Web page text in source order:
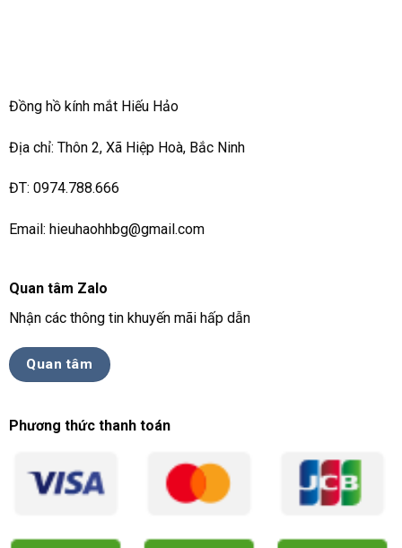
Đồng hồ kính mắt Hiếu Hảo
Địa chỉ: Thôn 2, Xã Hiệp Hoà, Bắc Ninh
ĐT: 0974.788.666
Email: hieuhaohhbg@gmail.com
Quan tâm Zalo
Nhận các thông tin khuyến mãi hấp dẫn
Quan tâm
Phương thức thanh toán